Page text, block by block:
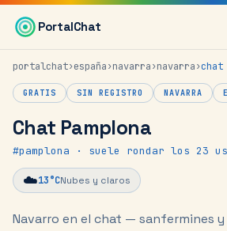
Saltar al contenido principal
PortalChat
portalchat›españa›navarra›navarra›chat
GRATIS SIN REGISTRO NAVARRA
Chat Pamplona
#pamplona · suele rondar los 23
☁️13°CNubes y claros
Navarro en el chat — sanfermines